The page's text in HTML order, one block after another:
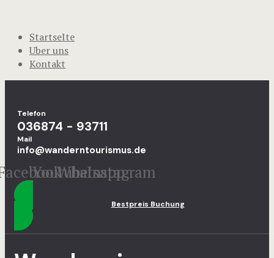
StartseIte
Uber uns
Kontakt
Telefon
036874 - 93711
Mail
info@wanderntourismus.de
Youtube
Whatsapp
Instagram
Bestpreis Buchung